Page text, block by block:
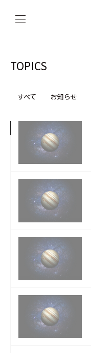
TOPICS
すべて お知らせ